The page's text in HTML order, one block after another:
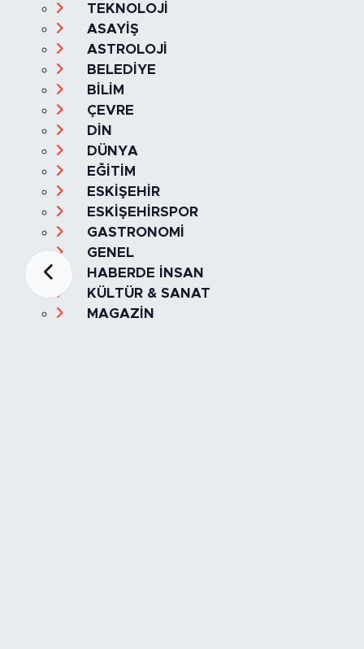
TEKNOLOJİ
ASAYİŞ
ASTROLOJİ
BELEDİYE
BİLİM
ÇEVRE
DİN
DÜNYA
EĞİTİM
ESKİŞEHİR
ESKİŞEHİRSPOR
GASTRONOMİ
GENEL
HABERDE İNSAN
KÜLTÜR & SANAT
MAGAZİN